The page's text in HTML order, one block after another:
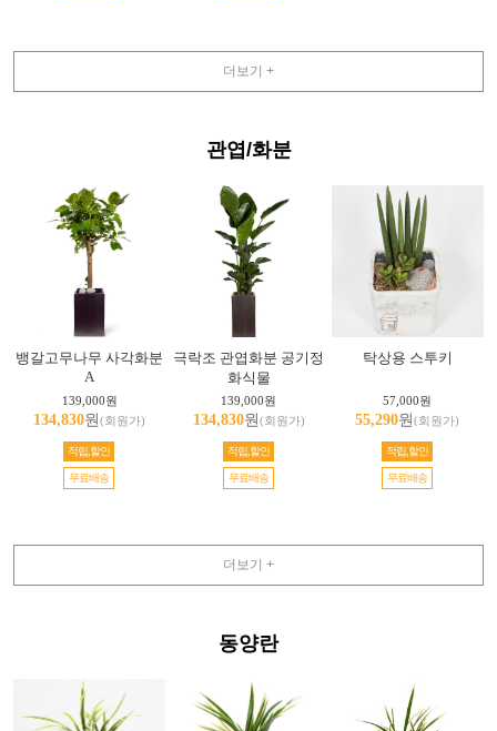
더보기 +
관엽/화분
뱅갈고무나무 사각화분
A
139,000원
134,830원(회원가)
적립,할인
무료배송
극락조 관엽화분 공기정
화식물
139,000원
134,830원(회원가)
적립,할인
무료배송
탁상용 스투키
57,000원
55,290원(회원가)
적립,할인
무료배송
더보기 +
동양란